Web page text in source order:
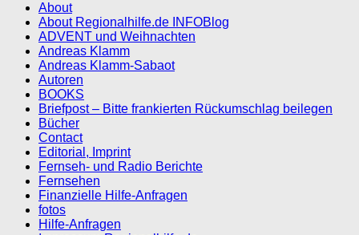
About
About Regionalhilfe.de INFOBlog
ADVENT und Weihnachten
Andreas Klamm
Andreas Klamm-Sabaot
Autoren
BOOKS
Briefpost – Bitte frankierten Rückumschlag beilegen
Bücher
Contact
Editorial, Imprint
Fernseh- und Radio Berichte
Fernsehen
Finanzielle Hilfe-Anfragen
fotos
Hilfe-Anfragen